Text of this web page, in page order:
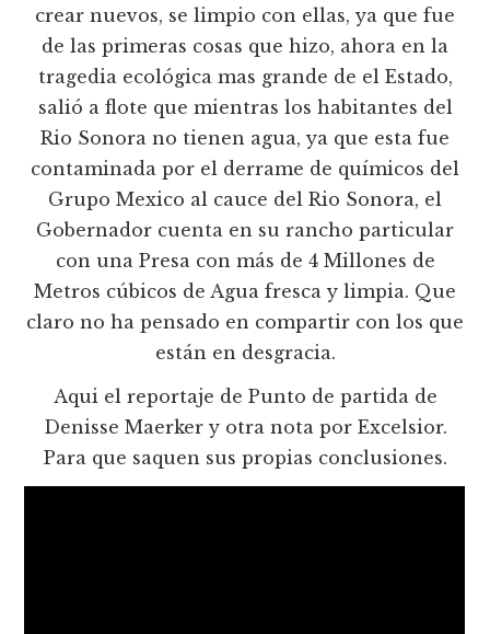
crear nuevos, se limpio con ellas, ya que fue
de las primeras cosas que hizo, ahora en la
tragedia ecológica mas grande de el Estado,
salió a flote que mientras los habitantes del
Rio Sonora no tienen agua, ya que esta fue
contaminada por el derrame de químicos del
Grupo Mexico al cauce del Rio Sonora, el
Gobernador cuenta en su rancho particular
con una Presa con más de 4 Millones de
Metros cúbicos de Agua fresca y limpia. Que
claro no ha pensado en compartir con los que
están en desgracia.
Aqui el reportaje de Punto de partida de
Denisse Maerker y otra nota por Excelsior.
Para que saquen sus propias conclusiones.